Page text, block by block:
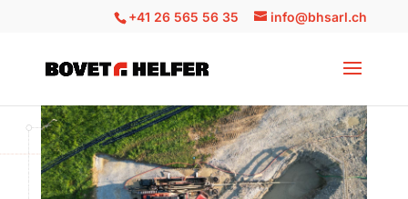
+41 26 565 56 35 info@bhsarl.ch